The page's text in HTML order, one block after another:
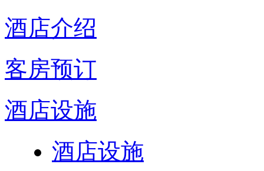
酒店介绍
客房预订
酒店设施
酒店设施